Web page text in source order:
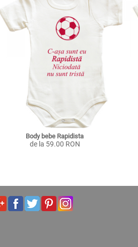
Body bebe Rapidista
de la 59.00 RON